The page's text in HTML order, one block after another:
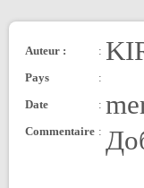
Auteur : :
Pays
:
Date
:
Commentaire :